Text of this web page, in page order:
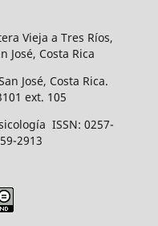
Vieja a Tres Ríos,
José, Costa Rica
José, Costa Rica.
ext. 105
ISSN: 0257-
2913